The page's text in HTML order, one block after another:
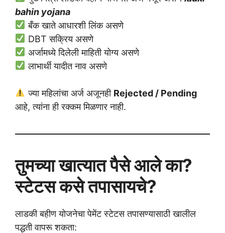
bahin yojana
बँक खाते आधारशी लिंक असणे
DBT सक्रिय असणे
अर्जामध्ये दिलेली माहिती योग्य असणे
लाभार्थी यादीत नाव असणे
ज्या महिलांचा अर्ज अजूनही Rejected / Pending
आहे, त्यांना ही रक्कम मिळणार नाही.
तुमच्या खात्यात पैसे आले का?
स्टेटस कसे तपासायचे?
लाडकी बहीण योजनेचा पेमेंट स्टेटस तपासण्यासाठी खालील
पद्धती वापरू शकता: